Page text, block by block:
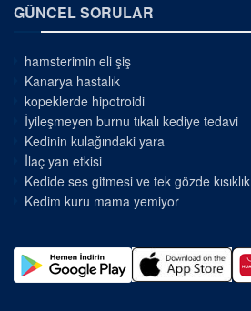
GÜNCEL SORULAR
hamsterimin eli şiş
Kanarya hastalık
kopeklerde hipotroidi
İyileşmeyen burnu tıkalı kediye tedavi
Kedinin kulağındaki yara
İlaç yan etkisi
Kedide ses gitmesi ve tek gözde kısıklık
Kedim kuru mama yemiyor